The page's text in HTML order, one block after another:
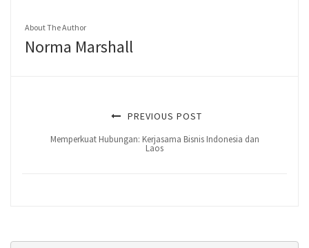
About The Author
Norma Marshall
PREVIOUS POST
Memperkuat Hubungan: Kerjasama Bisnis Indonesia dan
Laos